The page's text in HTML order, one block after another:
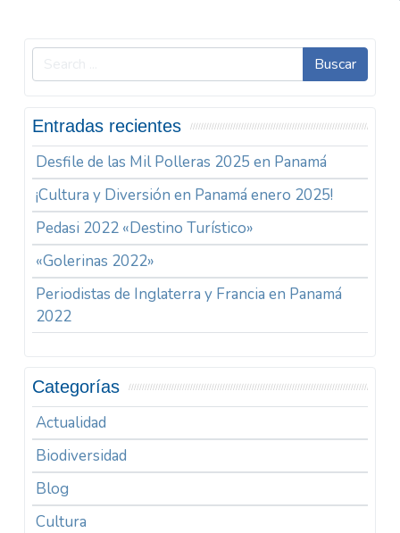
Buscar
Entradas recientes
Desfile de las Mil Polleras 2025 en Panamá
¡Cultura y Diversión en Panamá enero 2025!
Pedasi 2022 «Destino Turístico»
«Golerinas 2022»
Periodistas de Inglaterra y Francia en Panamá
2022
Categorías
Actualidad
Biodiversidad
Blog
Cultura